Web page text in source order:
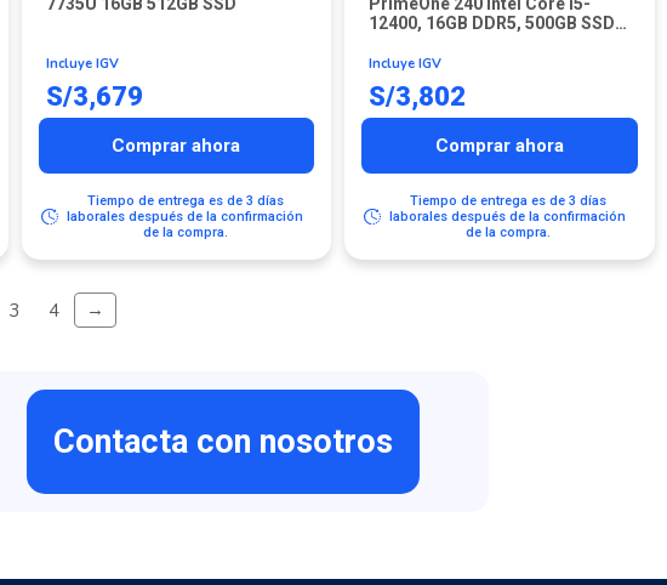
Incluye IGV
S/3,679
Comprar ahora
Tiempo de entrega es de 3 días
laborales después de la confirmación
de la compra.
12400, 16GB DDR5, 500GB SSD,
Incluye IGV
S/3,802
Comprar ahora
Tiempo de entrega es de 3 días
laborales después de la confirmación
de la compra.
3 4 →
Contacta con nosotros